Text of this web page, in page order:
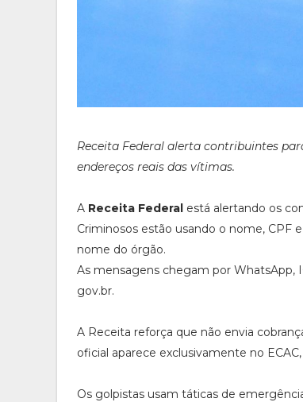
Receita Federal alerta contribuintes
endereços reais das vítimas.
A Receita Federal está alertando os
Criminosos estão usando o nome, CPF
nome do órgão.
As mensagens chegam por WhatsApp,
gov.br.
A Receita reforça que não envia
oficial aparece exclusivamente no
Os golpistas usam táticas de